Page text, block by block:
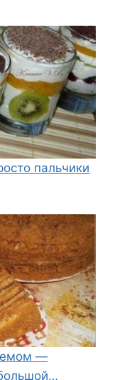
пальчики
—